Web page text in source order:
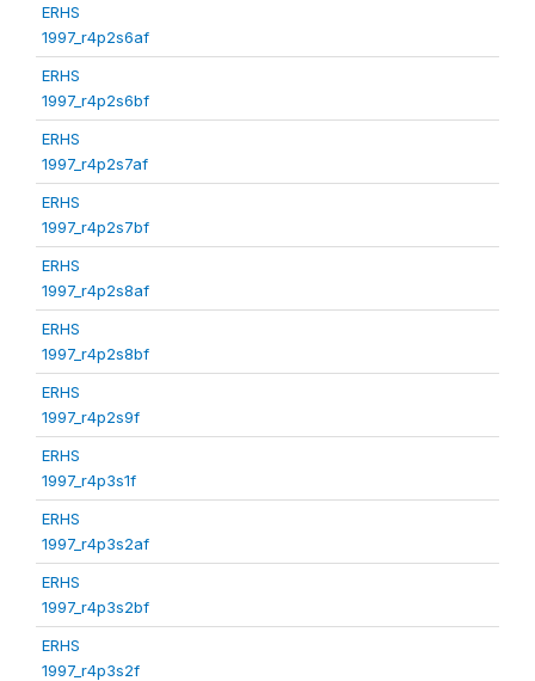
ERHS
1997_r4p2s6af
ERHS
1997_r4p2s6bf
ERHS
1997_r4p2s7af
ERHS
1997_r4p2s7bf
ERHS
1997_r4p2s8af
ERHS
1997_r4p2s8bf
ERHS
1997_r4p2s9f
ERHS
1997_r4p3s1f
ERHS
1997_r4p3s2af
ERHS
1997_r4p3s2bf
ERHS
1997_r4p3s2f